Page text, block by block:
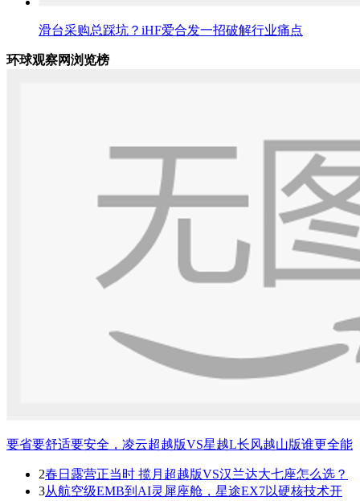
滑台采购总踩坑？iHF爱合发一招破解行业痛点
环球观察网浏览榜
要省要舒适要安全，凌云超越版VS星越L长风越山版谁更全能
2春日露营正当时 揽月超越版VS汉兰达大七座怎么选？
3从航空级EMB到AI灵犀座舱，星途EX7以硬核技术开